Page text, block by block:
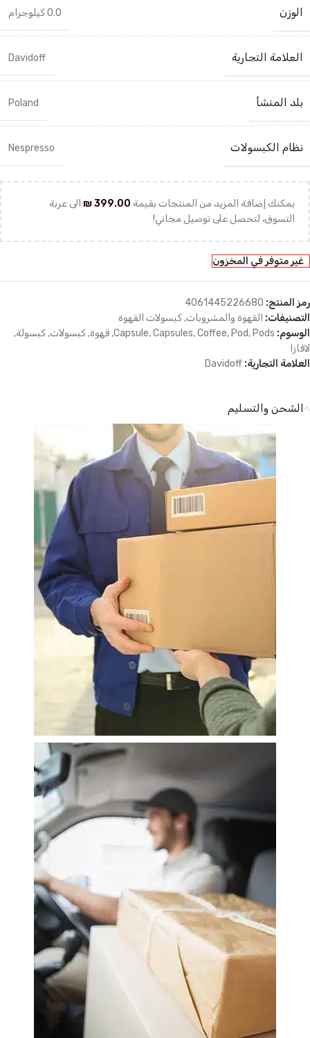
الوزن 0.0 كيلوجرام
العلامة التجارية Davidoff
بلد المنشأ Poland
نظام الكبسولات Nespresso
يمكنك إضافة المزيد من المنتجات بقيمة ₪399.00
الى عربة
التسوق، لتحصل على توصيل مجاني!
غير متوفر في المخزون
رمز المنتج: 4061445226680
التصنيفات: القهوة والمشروبات, كبسولات القهوة
الوسوم:
Capsule,Capsules,Coffee, Pod, Pods
, قهوة, كبسولات, كبسولة,
لافازا
العلامة التجارية: Davidoff
الشحن والتسليم